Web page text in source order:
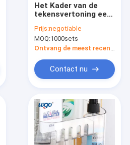
Het Kader van de
tekensvertoning een
Tekensvertoning van
de Muur Zelfklevende
Steun Zak van het de
Prijs:negotiable
MOQ:1000sets
Ontvang de meest recente Prijs
Contact nu